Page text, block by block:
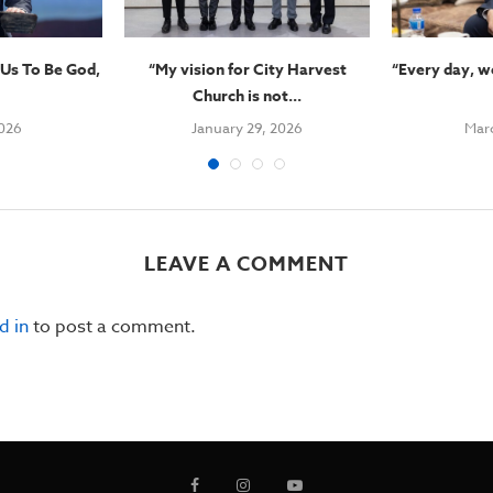
To Be God,
“My vision for City Harvest
Church is not...
January 29, 2026
“Every day,
LEAVE A COMMENT
into post a comment.